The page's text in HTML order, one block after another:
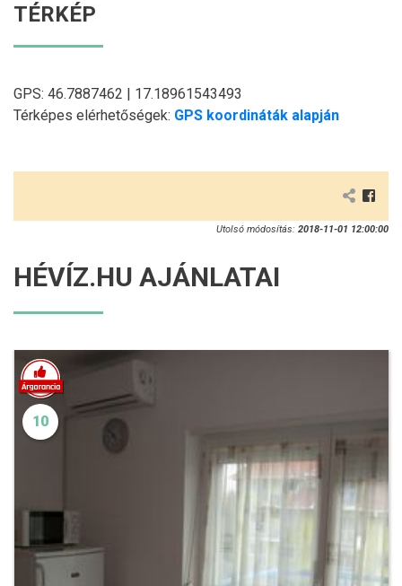
TÉRKÉP
GPS: 46.7887462 | 17.18961543493
Térképes elérhetőségek: GPS koordináták alapján
Utolsó módosítás: 2018-11-01 12:00:00
HÉVÍZ.HU AJÁNLATAI
10